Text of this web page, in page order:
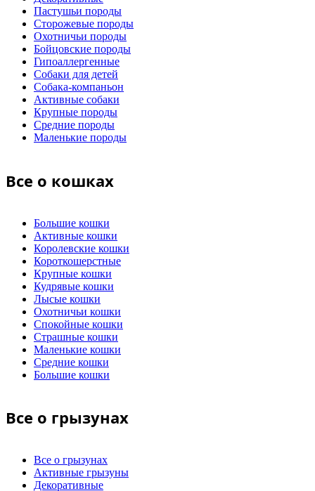
Пастушьи породы
Сторожевые породы
Охотничьи породы
Бойцовские породы
Гипоаллергенные
Собаки для детей
Собака-компаньон
Активные собаки
Крупные породы
Средние породы
Маленькие породы
Все о кошках
Большие кошки
Активные кошки
Королевские кошки
Короткошерстные
Крупные кошки
Кудрявые кошки
Лысые кошки
Охотничьи кошки
Спокойные кошки
Страшные кошки
Маленькие кошки
Средние кошки
Большие кошки
Все о грызунах
Все о грызунах
Активные грызуны
Декоративные